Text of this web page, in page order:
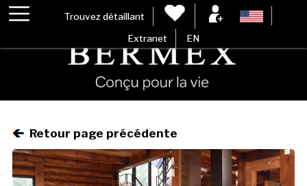
Trouvez détaillant
Extranet EN
Retour page précédente